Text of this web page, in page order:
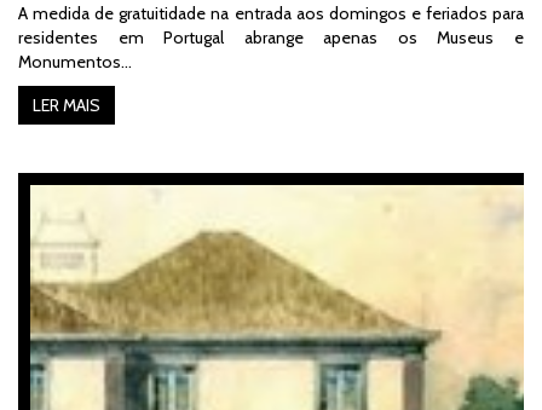
A medida de gratuitidade na entrada aos domingos e feriados para
residentes em Portugal abrange apenas os Museus e
Monumentos…
LER MAIS